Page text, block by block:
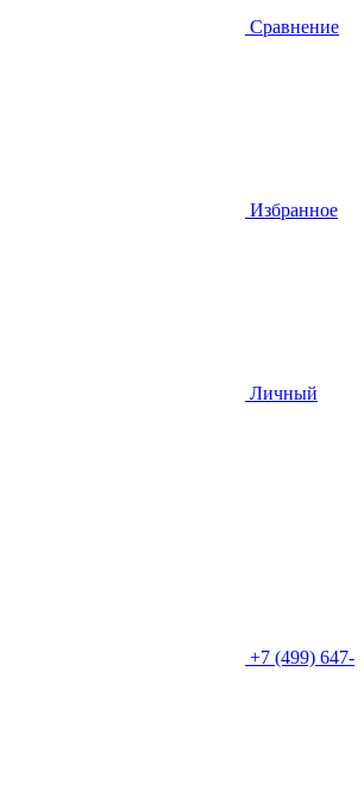
Сравнение
Избранное
Личный
+7 (499) 647-